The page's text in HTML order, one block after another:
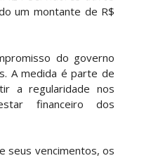
um montante de R$
do governo
A medida é parte de
a regularidade nos
financeiro dos
seus vencimentos, os